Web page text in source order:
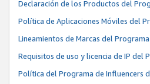
Declaración de los Productos del
Política de Aplicaciones Móviles del
Lineamientos de Marcas del
Requisitos de uso y licencia de IP del
Política del Programa de Influencers